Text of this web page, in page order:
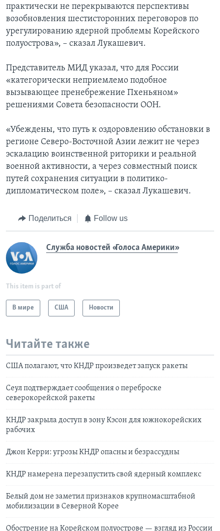
практически не перекрываются перспективы
возобновления шестисторонних переговоров по
урегулированию ядерной проблемы Корейского
полуострова», – сказал Лукашевич.
Представитель МИД указал, что для России
«категорически неприемлемо подобное
вызывающее пренебрежение Пхеньяном»
решениями Совета безопасности ООН.
«Убеждены, что путь к оздоровлению обстановки в
регионе Северо-Восточной Азии лежит не через
эскалацию воинственной риторики и реальной
военной активности, а через совместный поиск
путей сохранения ситуации в политико-
дипломатическом поле», – сказал Лукашевич.
Поделиться Follow us
Служба новостей «Голоса Америки»
This item is part of
В мире США Новости
Читайте также
США полагают, что КНДР произведет запуск ракеты
Сеул подтверждает сообщения о переброске
северокорейской ракеты
КНДР закрыла доступ в зону Кэсон для южнокорейских
рабочих
Джон Керри: угрозы КНДР опасны и безрассудны
КНДР намерена перезапустить свой ядерный комплекс
Белый дом не заметил признаков крупномасштабной
мобилизации в Северной Корее
Обострение на Корейском полуострове — взгляд из России